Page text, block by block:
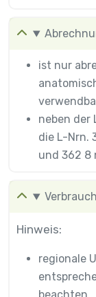
ist nur
neben der
die L-Nrn.
und 362 8
Hinweis:
regionale